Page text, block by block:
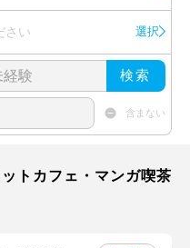
さい 選択
検索
含まない
トカフェ・マンガ喫茶